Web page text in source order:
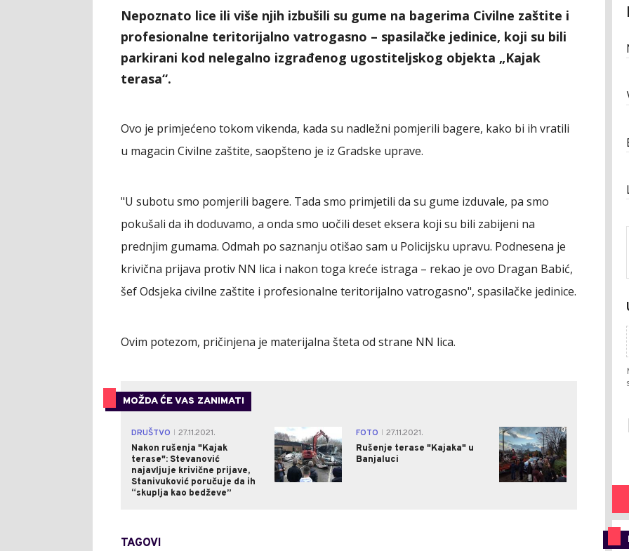
Nepoznato lice ili više njih izbušili su gume na bagerima Civilne zaštite i
profesionalne teritorijalno vatrogasno – spasilačke jedinice, koji su bili
parkirani kod nelegalno izgrađenog ugostiteljskog objekta „Kajak
terasa“.
Ovo je primjećeno tokom vikenda, kada su nadležni pomjerili bagere, kako bi ih vratili
u magacin Civilne zaštite, saopšteno je iz Gradske uprave.
"U subotu smo pomjerili bagere. Tada smo primjetili da su gume izduvale, pa smo
pokušali da ih doduvamo, a onda smo uočili deset eksera koji su bili zabijeni na
prednjim gumama. Odmah po saznanju otišao sam u Policijsku upravu. Podnesena je
krivična prijava protiv NN lica i nakon toga kreće istraga – rekao je ovo Dragan Babić,
šef Odsjeka civilne zaštite i profesionalne teritorijalno vatrogasno", spasilačke jedinice.
Ovim potezom, pričinjena je materijalna šteta od strane NN lica.
MOŽDA ĆE VAS ZANIMATI
DRUŠTVO
27.11.2021.
Nakon rušenja "Kajak
terase": Stevanović
najavljuje krivične prijave,
Stanivuković poručuje da ih
“skuplja kao bedževe”
FOTO
27.11.2021.
Rušenje terase "Kajaka" u
Banjaluci
0
TAGOVI